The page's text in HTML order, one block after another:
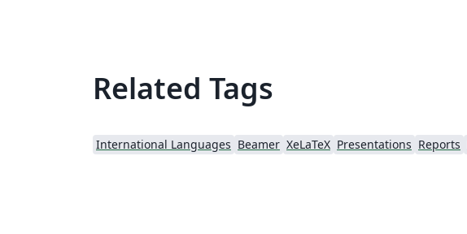
Related Tags
International Languages Beamer XeLaTeX Presentations Reports